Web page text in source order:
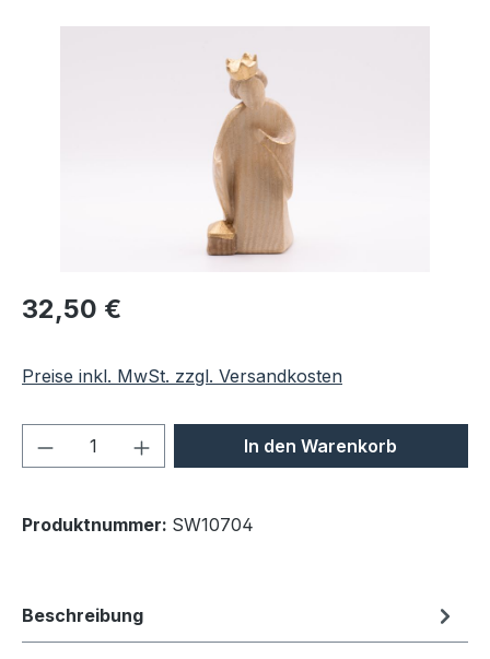
Regulärer Preis:
32,50 €
Preise inkl. MwSt. zzgl. Versandkosten
Produkt Anzahl: Gib denIn den Warenkorb
Produktnummer: SW10704
Beschreibung